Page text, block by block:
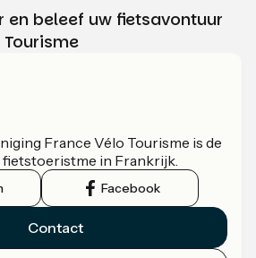
en beleef uw fietsavontuur
Tourisme
France Vélo Tourisme is de
fietstoeristme in Frankrijk.
Facebook
Contact